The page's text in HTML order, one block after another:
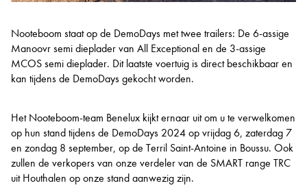
Nooteboom staat op de DemoDays met twee trailers: De 6-assige
Manoovr semi dieplader van All Exceptional en de 3-assige
MCOS semi dieplader. Dit laatste voertuig is direct beschikbaar en
kan tijdens de DemoDays gekocht worden.
Het Nooteboom-team Benelux kijkt ernaar uit om u te verwelkomen
op hun stand tijdens de DemoDays 2024 op vrijdag 6, zaterdag 7
en zondag 8 september, op de Terril Saint-Antoine in Boussu. Ook
zullen de verkopers van onze verdeler van de SMART range TRC
uit Houthalen op onze stand aanwezig zijn.